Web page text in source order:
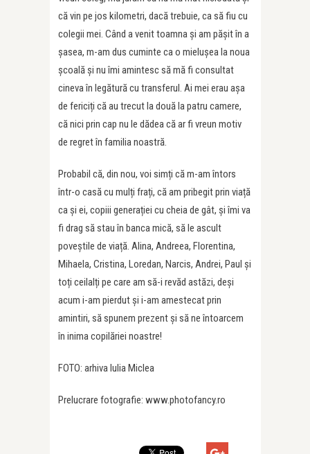
că vin pe jos kilometri, dacă trebuie, ca să fiu cu
colegii mei. Când a venit toamna și am pășit în a
șasea, m-am dus cuminte ca o mielușea la noua
școală și nu îmi amintesc să mă fi consultat
cineva în legătură cu transferul. Ai mei erau așa
de fericiți că au trecut la două la patru camere,
că nici prin cap nu le dădea că ar fi vreun motiv
de regret în familia noastră.
Probabil că, din nou, voi simți că m-am întors
într-o casă cu mulți frați, că am pribegit prin viață
ca și ei, copiii generației cu cheia de gât, și îmi va
fi drag să stau în banca mică, să le ascult
poveștile de viață. Alina, Andreea, Florentina,
Mihaela, Cristina, Loredan, Narcis, Andrei, Paul și
toți ceilalți pe care am să-i revăd astăzi, deși
acum i-am pierdut și i-am amestecat prin
amintiri, să spunem prezent și să ne întoarcem
în inima copilăriei noastre!
FOTO: arhiva Iulia Miclea
Prelucrare fotografie: www.photofancy.ro